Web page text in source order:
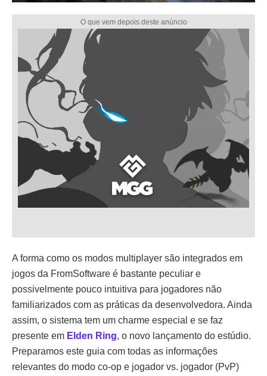
A forma como os modos multiplayer são integrados em
jogos da FromSoftware é bastante peculiar e
possivelmente pouco intuitiva para jogadores não
familiarizados com as práticas da desenvolvedora. Ainda
assim, o sistema tem um charme especial e se faz
presente em Elden Ring, o novo lançamento do estúdio.
Preparamos este guia com todas as informações
relevantes do modo co-op e jogador vs. jogador (PvP)